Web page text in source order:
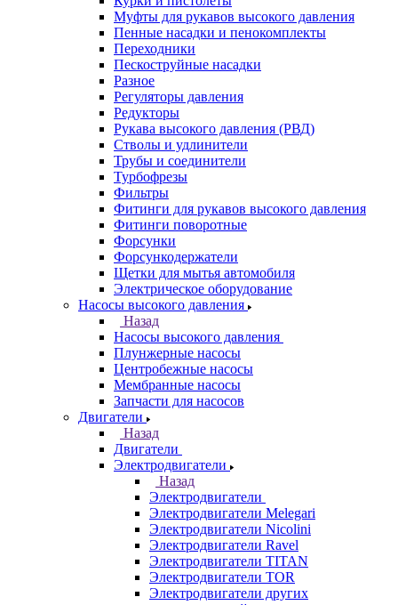
Муфты для рукавов высокого давления
Пенные насадки и пенокомплекты
Переходники
Пескоструйные насадки
Разное
Регуляторы давления
Редукторы
Рукава высокого давления (РВД)
Стволы и удлинители
Трубы и соединители
Турбофрезы
Фильтры
Фитинги для рукавов высокого давления
Фитинги поворотные
Форсунки
Форсункодержатели
Щетки для мытья автомобиля
Электрическое оборудование
Насосы высокого давления
Назад
Насосы высокого давления
Плунжерные насосы
Центробежные насосы
Мембранные насосы
Запчасти для насосов
Двигатели
Назад
Двигатели
Электродвигатели
Назад
Электродвигатели
Электродвигатели Melegari
Электродвигатели Nicolini
Электродвигатели Ravel
Электродвигатели TITAN
Электродвигатели TOR
Электродвигатели других